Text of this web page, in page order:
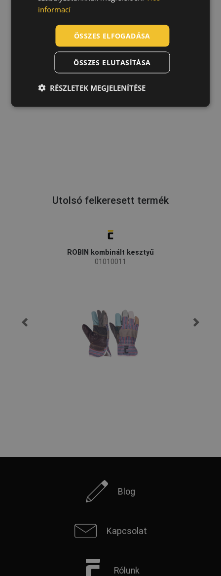
Utolsó felkeresett termék
ROBIN kombinált kesztyű
01010011
Blog
Kapcsolat
Rólunk
GERMAN
informací
ÖSSZES ELFOGADÁSA
ÖSSZES ELUTASÍTÁSA
RÉSZLETEK MEGJELENÍTÉSE